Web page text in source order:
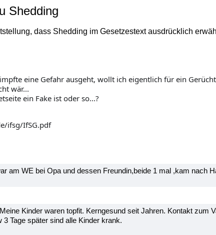
Shedding
dass Shedding im Gesetzestext ausdrücklich
eine Gefahr ausgeht, wollt ich eigentlich für ein
wär...
ein Fake ist oder so...?
ifsg/IfSG.pdf
am WE bei Opa und dessen Freundin,beide 1 mal ,kam nach
Kinder waren topfit. Kerngesund seit Jahren. Kontakt zum
Tage später sind alle Kinder krank.